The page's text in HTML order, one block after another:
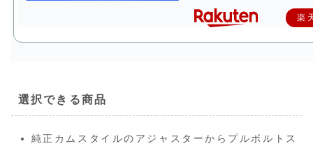
楽
選択できる商品
純正カムスタイルのアジャスターからプルボルトス